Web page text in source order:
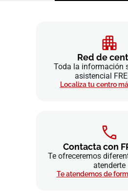
Red de
Toda la información
asistencial
Localiza tu centro
Contacta con
Te ofreceremos
atenderte
Te atendemos de